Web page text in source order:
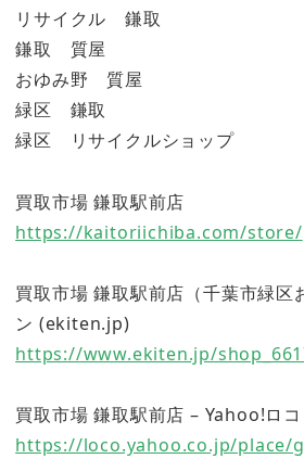
リサイクル 鎌取
鎌取 質屋
おゆみ野 質屋
緑区 鎌取
緑区 リサイクルショップ
買取市場 鎌取駅前店
https://kaitoriichiba.com/store/
買取市場 鎌取駅前店（千葉市緑区
ン (ekiten.jp)
https://www.ekiten.jp/
買取市場 鎌取駅前店 – Yahoo!ロコ
https://loco.yahoo.co.jp/place/